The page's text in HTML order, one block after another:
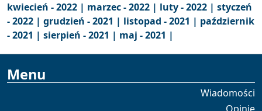
kwiecień - 2022 | marzec - 2022 | luty - 2022 | styczeń
- 2022 | grudzień - 2021 | listopad - 2021 | październik
- 2021 | sierpień - 2021 | maj - 2021 |
Menu
Wiadomości